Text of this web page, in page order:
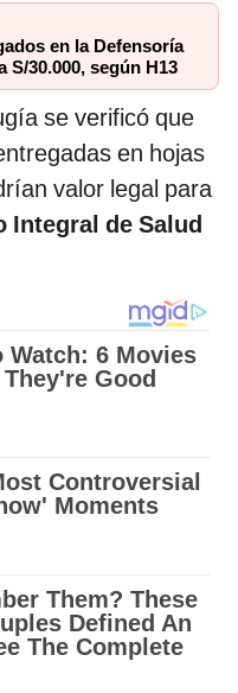
en la Defensoría
30.000, según H13
se verificó que
en hojas
valor legal para
Integral de Salud